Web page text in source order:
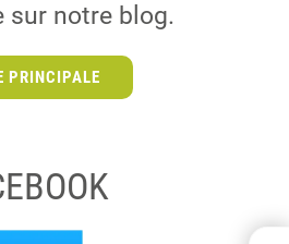
sur notre blog.
PRINCIPALE